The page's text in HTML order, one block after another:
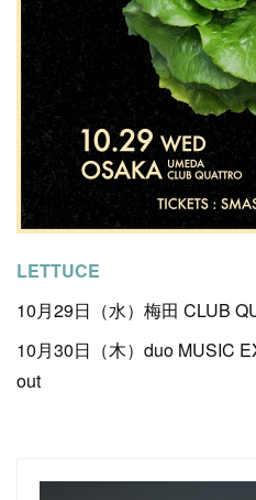
LETTUCE
10月29日（水）梅田 CLUB
10月30日（木）duo MUSIC
out